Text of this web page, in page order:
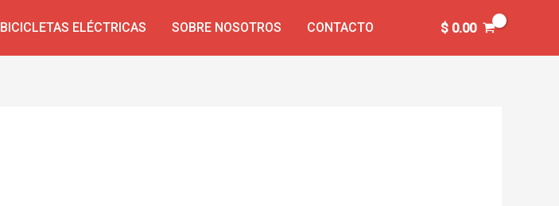
BICICLETAS ELÉCTRICAS SOBRE NOSOTROS CONTACTO $0.00